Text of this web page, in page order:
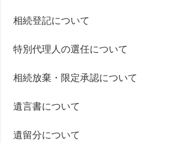
相続登記について
特別代理人の選任について
相続放棄・限定承認について
遺言書について
遺留分について